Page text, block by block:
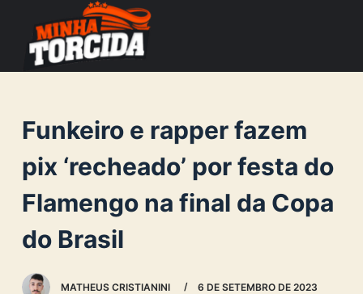
o
e
Funkeiro e rapper fazem
pix ‘recheado’ por festa do
Flamengo na final da Copa
do Brasil
MATHEUS CRISTIANINI 6 DE SETEMBRO DE 2023